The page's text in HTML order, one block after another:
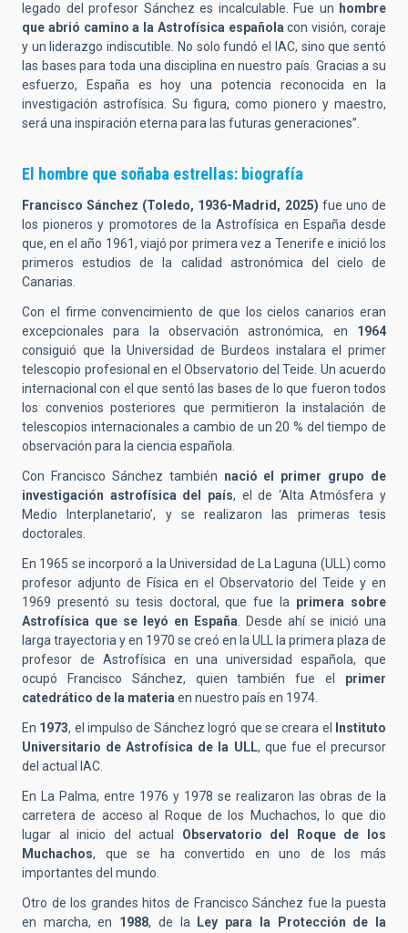
legado del profesor Sánchez es incalculable. Fue un hombre
que abrió camino a la Astrofísica españolacon visión, coraje
y un liderazgo indiscutible. No solo fundó el IAC, sino que sentó
las bases para toda una disciplina en nuestro país. Gracias a su
esfuerzo, España es hoy una potencia reconocida en la
investigación astrofísica. Su figura, como pionero y maestro,
será una inspiración eterna para las futuras generaciones”.
El hombre que soñaba estrellas: biografía
Francisco Sánchez (Toledo, 1936-Madrid, 2025) fue uno de
los pioneros y promotores de la Astrofísica en España desde
que, en el año 1961, viajó por primera vez a Tenerife e inició los
primeros estudios de la calidad astronómica del cielo de
Canarias.
Con el firme convencimiento de que los cielos canarios eran
excepcionales para la observación astronómica, en 1964
consiguió que la Universidad de Burdeos instalara el primer
telescopio profesional en el Observatorio del Teide. Un acuerdo
internacional con el que sentó las bases de lo que fueron todos
los convenios posteriores que permitieron la instalación de
telescopios internacionales a cambio de un 20 % del tiempo de
observación para la ciencia española.
Con Francisco Sánchez también nació el primer grupo de
investigación astrofísica del país, el de ‘Alta Atmósfera y
Medio Interplanetario’, y se realizaron las primeras tesis
doctorales.
En 1965 se incorporó a la Universidad de La Laguna (ULL) como
profesor adjunto de Física en el Observatorio del Teide y en
1969 presentó su tesis doctoral, que fue la primera sobre
Astrofísica que se leyó en España. Desde ahí se inició una
larga trayectoria y en 1970 se creó en la ULL la primera plaza de
profesor de Astrofísica en una universidad española, que
ocupó Francisco Sánchez, quien también fue el primer
catedrático de la materiaen nuestro país en 1974.
En 1973, el impulso de Sánchez logró que se creara el
Instituto
Universitario de Astrofísica de la ULL, que fue el precursor
del actual IAC.
En La Palma, entre 1976 y 1978 se realizaron las obras de la
carretera de acceso al Roque de los Muchachos, lo que dio
lugar al inicio del actual Observatorio del Roque de los
Muchachos, que se ha convertido en uno de los más
importantes del mundo.
Otro de los grandes hitos de Francisco Sánchez fue la puesta
en marcha, en 1988, de la
Ley para la Protección de la